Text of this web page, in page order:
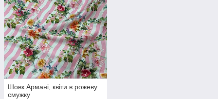
Шовк Армані, квіти в рожеву
смужку